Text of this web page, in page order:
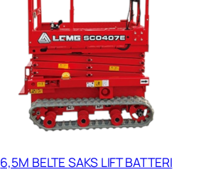
6,5M BELTE SAKS LIFT BATTERI